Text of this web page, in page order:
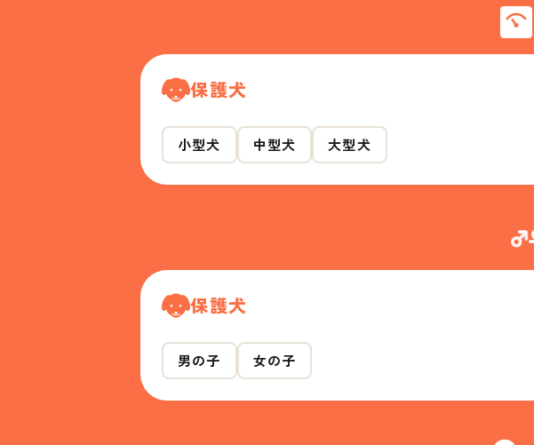
保護犬
小型犬 中型犬 大型犬
保護犬
男の子 女の子